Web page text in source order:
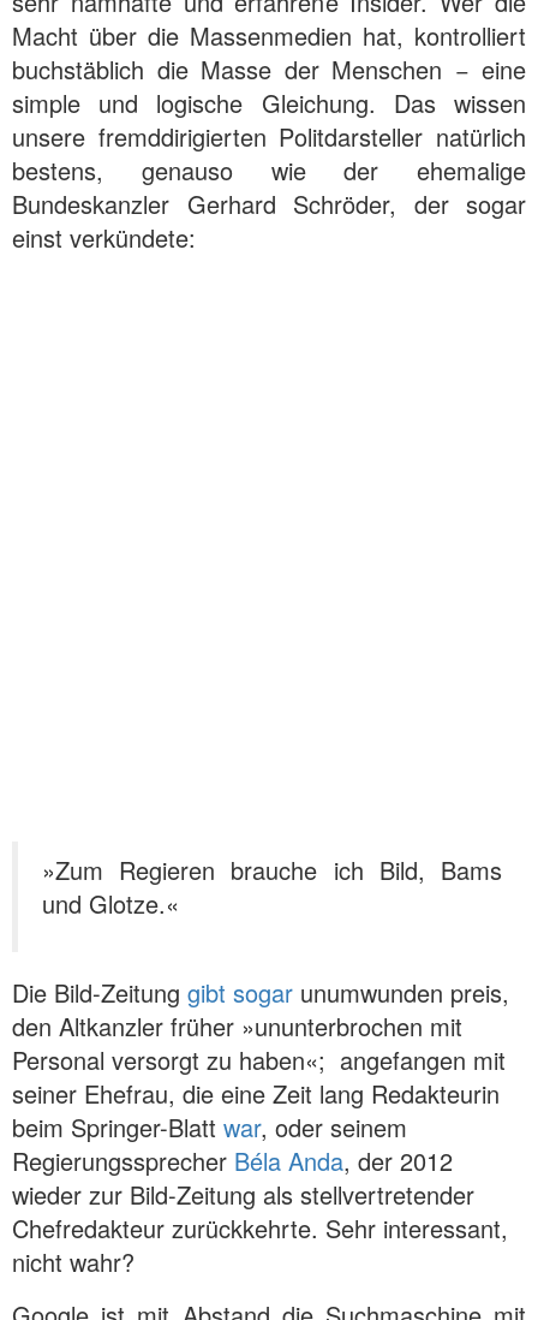
Macht über die Massenmedien hat, kontrolliert
buchstäblich die Masse der Menschen − eine
simple und logische Gleichung. Das wissen
unsere fremddirigierten Politdarsteller natürlich
bestens, genauso wie der ehemalige
Bundeskanzler Gerhard Schröder, der sogar
einst verkündete:
»Zum Regieren brauche ich Bild, Bams
und Glotze.«
Die Bild-Zeitung gibt sogar unumwunden preis,
den Altkanzler früher »ununterbrochen mit
Personal versorgt zu haben«; angefangen mit
seiner Ehefrau, die eine Zeit lang Redakteurin
beim Springer-Blatt war, oder seinem
Regierungssprecher Béla Anda, der 2012
wieder zur Bild-Zeitung als stellvertretender
Chefredakteur zurückkehrte. Sehr interessant,
nicht wahr?